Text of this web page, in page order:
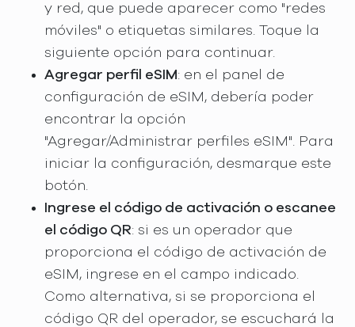
y red, que puede aparecer como "redes
móviles" o etiquetas similares. Toque la
siguiente opción para continuar.
Agregar perfil eSIM: en el panel de
configuración de eSIM, debería poder
encontrar la opción
"Agregar/Administrar perfiles eSIM". Para
iniciar la configuración, desmarque este
botón.
Ingrese el código de activación o escanee
el código QR: si es un operador que
proporciona el código de activación de
eSIM, ingrese en el campo indicado.
Como alternativa, si se proporciona el
código QR del operador, se escuchará la